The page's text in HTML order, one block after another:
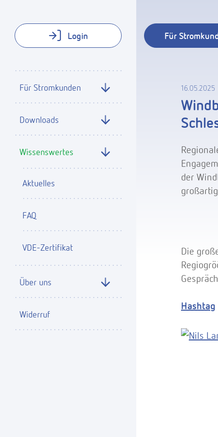
Login
Für Stromkunden
Downloads
Wissenswertes
Aktuelles
FAQ
VDE-Zertifikat
Über uns
Widerruf
Für
16.05.2025
der
Die
Hashtag